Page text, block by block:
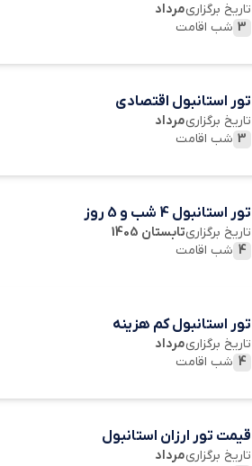
تور استانبول 4 شب و 5 روز
تاریخ برگزاریتابستان 1405
4 شب اقامت
قیمت تور ارزان استانبول
تاریخ برگزاریمرداد
تور استانبول اقتصادی
تاریخ برگزاریمرداد
3 شب اقامت
تور استانبول کم هزینه
تاریخ برگزاریمرداد
4 شب اقامت
تاریخ برگزاریمرداد
3 شب اقامت